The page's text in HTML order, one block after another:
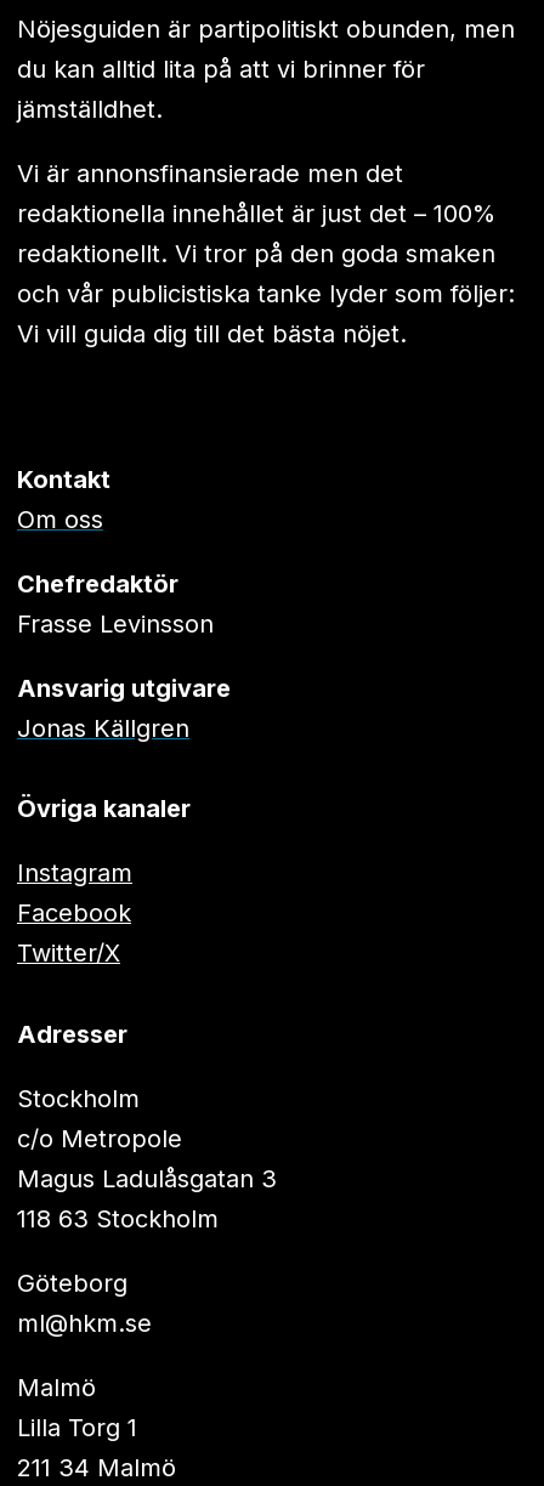
Nöjesguiden är partipolitiskt obunden, men
du kan alltid lita på att vi brinner för
jämställdhet.
Vi är annonsfinansierade men det
redaktionella innehållet är just det – 100%
redaktionellt. Vi tror på den goda smaken
och vår publicistiska tanke lyder som följer:
Vi vill guida dig till det bästa nöjet.
Kontakt
Om oss
Chefredaktör
Frasse Levinsson
Ansvarig utgivare
Jonas Källgren
Övriga kanaler
Instagram
Facebook
Twitter/X
Adresser
Stockholm
c/o Metropole
Magus Ladulåsgatan 3
118 63 Stockholm
Göteborg
ml@hkm.se
Malmö
Lilla Torg 1
211 34 Malmö